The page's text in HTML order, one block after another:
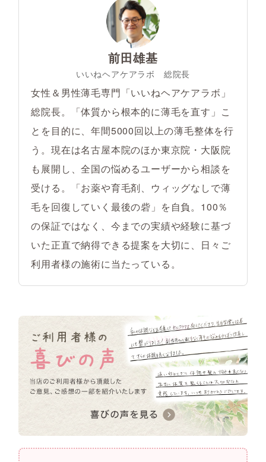
前田雄基
いいねヘアケアラボ 総院長
女性＆男性薄毛専門「いいねヘアケアラボ」
総院長。「体質から根本的に薄毛を直す」こ
とを目的に、年間5000回以上の薄毛整体を行
う。現在は名古屋本院のほか東京院・大阪院
も展開し、全国の悩めるユーザーから相談を
受ける。「お薬や育毛剤、ウィッグなしで薄
毛を回復していく最後の砦」を自負。100％
の保証ではなく、今までの実績や経験に基づ
いた正直で納得できる提案を大切に、日々ご
利用者様の施術に当たっている。